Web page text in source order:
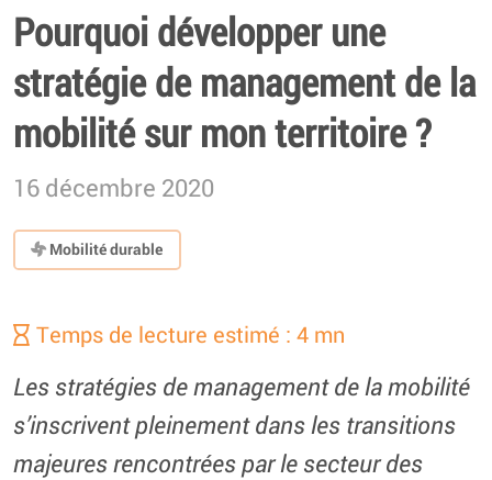
Pourquoi développer une
stratégie de management de la
mobilité sur mon territoire ?
16 décembre 2020
Mobilité durable
Temps de lecture estimé : 4 mn
Les stratégies de management de la mobilité
s’inscrivent pleinement dans les transitions
majeures rencontrées par le secteur des